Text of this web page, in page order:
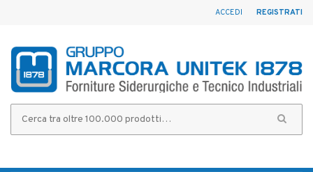
REGISTRATI
ACCEDI